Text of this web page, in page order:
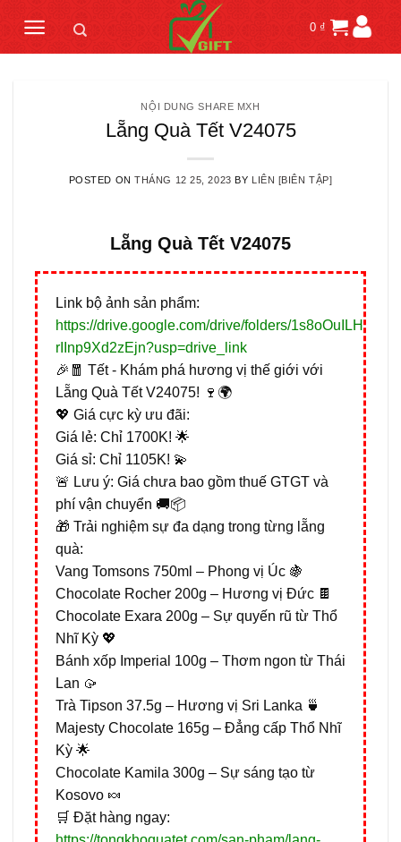
content
0 ₫
NỘI DUNG SHARE MXH
Lẵng Quà Tết V24075
POSTED ONTHÁNG 12 25, 2023 BY LIÊN [BIÊN TẬP]
Lẵng Quà Tết V24075
Link bộ ảnh sản phẩm:
https://drive.google.com/drive/folders/
rIInp9Xd2zEjn?usp=drive_link
🎉🧧 Tết - Khám phá hương vị thế giới với
Lẵng Quà Tết V24075! 🍷🌍
💖 Giá cực kỳ ưu đãi:
Giá lẻ: Chỉ 1700K! 🌟
Giá sỉ: Chỉ 1105K! 💫
🚨 Lưu ý: Giá chưa bao gồm thuế GTGT và
phí vận chuyển 🚚📦
🎁 Trải nghiệm sự đa dạng trong từng lẵng
quà:
Vang Tomsons 750ml – Phong vị Úc 🍇
Chocolate Rocher 200g – Hương vị Đức 🍫
Chocolate Exara 200g – Sự quyến rũ từ Thổ
Nhĩ Kỳ 💖
Bánh xốp Imperial 100g – Thơm ngon từ Thái
Lan 🥠
Trà Tipson 37.5g – Hương vị Sri Lanka 🍵
Majesty Chocolate 165g – Đẳng cấp Thổ Nhĩ
Kỳ 🌟
Chocolate Kamila 300g – Sự sáng tạo từ
Kosovo 🍬
🛒 Đặt hàng ngay: